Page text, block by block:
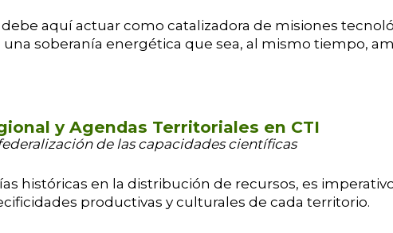
aquí actuar como catalizadora de misiones
soberanía energética que sea, al mismo tiempo,
y Agendas Territoriales en CTI
de las capacidades científicas
históricas en la distribución de recursos, es
productivas y culturales de cada territorio.